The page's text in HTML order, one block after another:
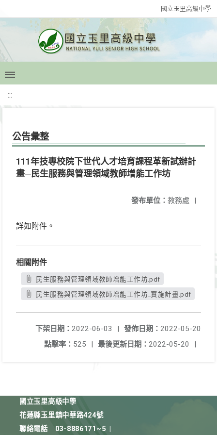
國立玉里高級中學
:::
公告彙整
111年技專校院下世代人才培育課程革新試辦計
畫─民生服務與管理領域教師增能工作坊
發布單位： 教務處 |
詳如附件。
相關附件
民生服務與管理領域教師增能工作坊.pdf
民生服務與管理領域教師增能工作坊_實施計畫.pdf
發佈日期： 2022-05-20
下架日期： 2022-06-03
|
最後更新日期： 2022-05-20 |
點擊率： 525 |
國立玉里高級中學
花蓮縣玉里鎮中華路424號
聯絡電話
03-8886171~5